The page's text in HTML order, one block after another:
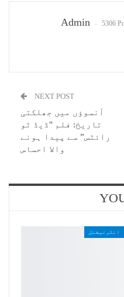
Admin 5306
NEXT POST
آنسوؤں میں جھلکتی
تاریخ: فلم "ڈیڈ ٹو
رائٹس” سے پیدا ہونے
والا احساس
انٹرنیشنل